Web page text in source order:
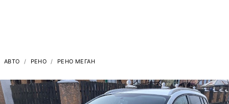
АВТО РЕНО РЕНО МЕГАН